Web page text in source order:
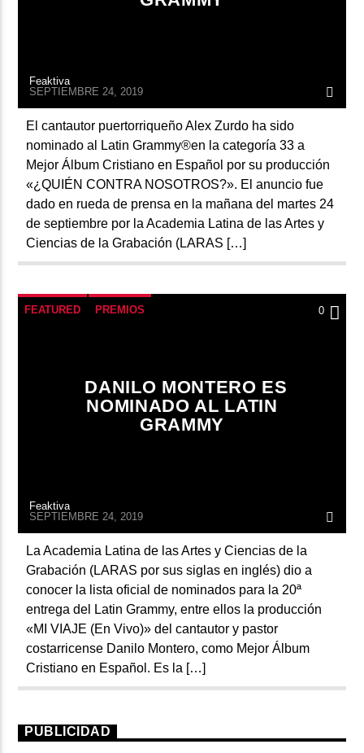
Feaktiva
SEPTIEMBRE 24, 2019
El cantautor puertorriqueño Alex Zurdo ha sido
nominado al Latin Grammy®en la categoría 33 a
Mejor Álbum Cristiano en Español por su producción
«¿QUIÉN CONTRA NOSOTROS?». El anuncio fue
dado en rueda de prensa en la mañana del martes 24
de septiembre por la Academia Latina de las Artes y
Ciencias de la Grabación (LARAS […]
FEATURED PREMIOS 0
DANILO MONTERO ES
NOMINADO AL LATIN
GRAMMY
Feaktiva
SEPTIEMBRE 24, 2019
La Academia Latina de las Artes y Ciencias de la
Grabación (LARAS por sus siglas en inglés) dio a
conocer la lista oficial de nominados para la 20ª
entrega del Latin Grammy, entre ellos la producción
«MI VIAJE (En Vivo)» del cantautor y pastor
costarricense Danilo Montero, como Mejor Álbum
Cristiano en Español. Es la […]
PUBLICIDAD